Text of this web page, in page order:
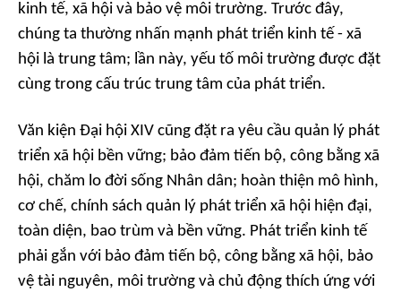
kinh tế, xã hội và bảo vệ môi trường. Trước đây,
chúng ta thường nhấn mạnh phát triển kinh tế - xã
hội là trung tâm; lần này, yếu tố môi trường được đặt
cùng trong cấu trúc trung tâm của phát triển.
Văn kiện Đại hội XIV cũng đặt ra yêu cầu quản lý phát
triển xã hội bền vững; bảo đảm tiến bộ, công bằng xã
hội, chăm lo đời sống Nhân dân; hoàn thiện mô hình,
cơ chế, chính sách quản lý phát triển xã hội hiện đại,
toàn diện, bao trùm và bền vững. Phát triển kinh tế
phải gắn với bảo đảm tiến bộ, công bằng xã hội, bảo
vệ tài nguyên, môi trường và chủ động thích ứng với